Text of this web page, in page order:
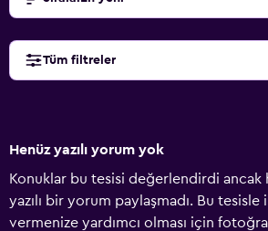
Tüm filtreler
Henüz yazılı yorum yok
Konuklar bu tesisi değerlendirdi ancak
yazılı bir yorum paylaşmadı. Bu tesisle
vermenize yardımcı olması için